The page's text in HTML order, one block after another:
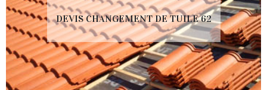
DEVIS CHANGEMENT DE TUILE 62